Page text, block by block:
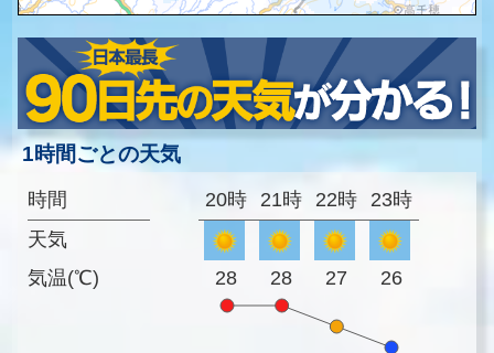
1時間ごとの天気
時間
天気
気温(℃)
20時 21時 22時 23時
28 28 27 26